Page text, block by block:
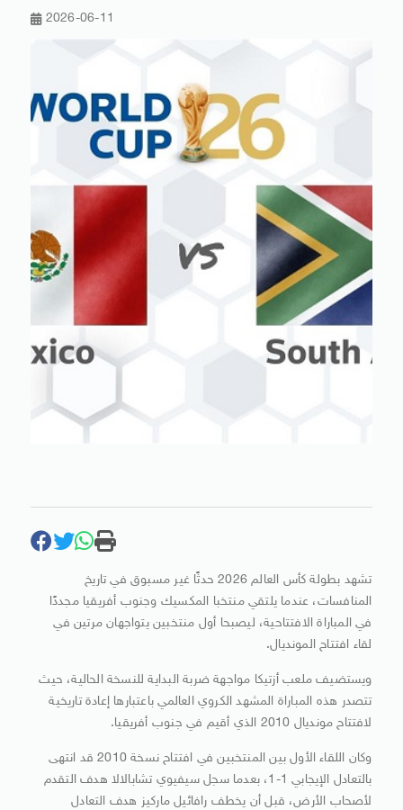
2026-06-11
تشهد بطولة كأس العالم 2026 حدثًا غير مسبوق في تاريخ
المنافسات، عندما يلتقي منتخبا المكسيك وجنوب أفريقيا مجددًا
في المباراة الافتتاحية، ليصبحا أول منتخبين يتواجهان مرتين في
لقاء افتتاح المونديال.
ويستضيف ملعب أزتيكا مواجهة ضربة البداية للنسخة الحالية، حيث
تتصدر هذه المباراة المشهد الكروي العالمي باعتبارها إعادة تاريخية
لافتتاح مونديال 2010 الذي أقيم في جنوب أفريقيا.
وكان اللقاء الأول بين المنتخبين في افتتاح نسخة 2010 قد انتهى
بالتعادل الإيجابي 1-1، بعدما سجل سيفيوي تشابالالا هدف التقدم
لأصحاب الأرض، قبل أن يخطف رافائيل ماركيز هدف التعادل